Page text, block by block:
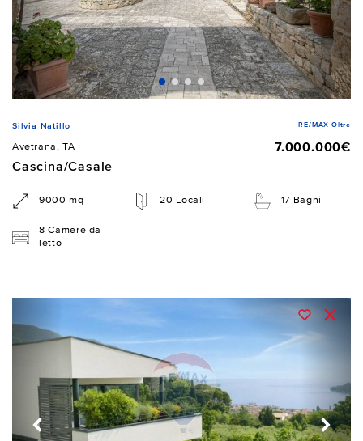
Silvia Natillo RE/MAX Oltre
Avetrana, TA
7.000.000€
Cascina/Casale
9000 mq 20 Locali 17 Bagni
8 Camere da
letto